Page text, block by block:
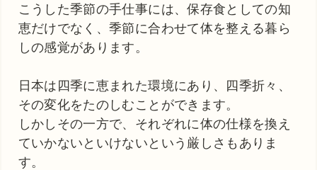
こうした季節の手仕事には、保存食としての知
恵だけでなく、季節に合わせて体を整える暮ら
しの感覚があります。
日本は四季に恵まれた環境にあり、四季折々、
その変化をたのしむことができます。
しかしその一方で、それぞれに体の仕様を換え
ていかないといけないという厳しさもありま
す。